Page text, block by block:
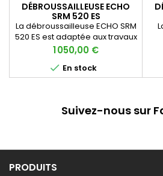
DÉBROUSSAILLEUSE ECHO
SRM 520 ES
La débroussailleuse ECHO SRM
520 ES est adaptée aux travaux
paysagers et forestiers.
Prix
1 050,00 €
 En stock
Suivez-nous sur
PRODUITS